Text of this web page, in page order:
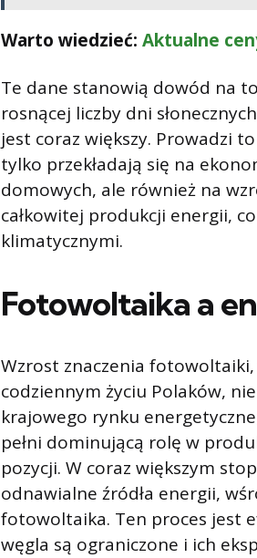
Warto wiedzieć: Aktualne
Te dane stanowią dowód na
rosnącej liczby dni
jest coraz większy. Prowadzi
tylko przekładają się na
domowych, ale również na
całkowitej produkcji energii,
klimatycznymi.
Fotowoltaika a
Wzrost znaczenia
codziennym życiu Polaków,
krajowego rynku
pełni dominującą rolę w
pozycji. W coraz większym
odnawialne źródła energii,
fotowoltaika. Ten proces jest
węgla są ograniczone i ich